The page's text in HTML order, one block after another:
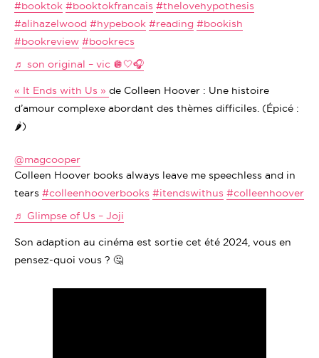
#booktok #booktokfrancais #thelovehypothesis
#alihazelwood #hypebook #reading #bookish
#bookreview #bookrecs
♬ son original – vic 🪩🤍🎧
« It Ends with Us » de Colleen Hoover : Une histoire
d’amour complexe abordant des thèmes difficiles. (Épicé :
🌶️)
@magcooper
Colleen Hoover books always leave me speechless and in
tears #colleenhooverbooks #itendswithus #colleenhoover
♬ Glimpse of Us – Joji
Son adaption au cinéma est sortie cet été 2024, vous en
pensez-quoi vous ? 🤔